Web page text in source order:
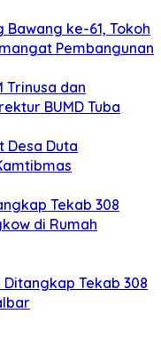
Bawang ke-61, Tokoh
Pembangunan
Trinusa dan
BUMD Tuba
Desa Duta
Tekab 308
di Rumah
Ditangkap Tekab 308